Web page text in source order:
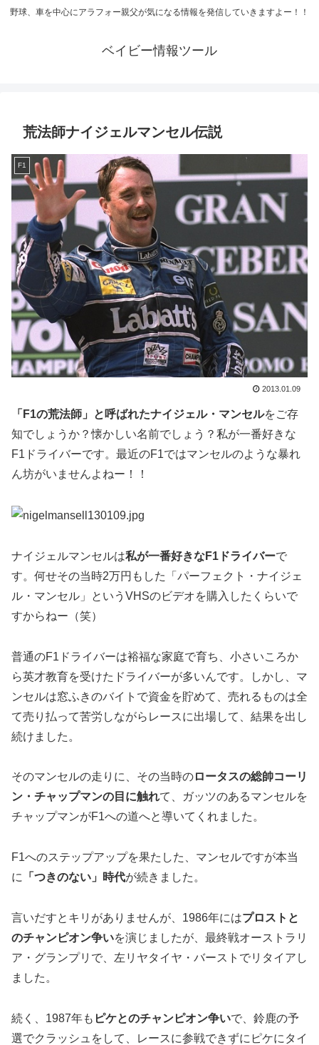
野球、車を中心にアラフォー親父が気になる情報を発信していきますよー！！
ベイビー情報ツール
荒法師ナイジェルマンセル伝説
F1
2013.01.09
「F1の荒法師」と呼ばれたナイジェル・マンセルをご存
知でしょうか？懐かしい名前でしょう？私が一番好きな
F1ドライバーです。最近のF1ではマンセルのような暴れ
ん坊がいませんよねー！！
ナイジェルマンセルは私が一番好きなF1ドライバーで
す。何せその当時2万円もした「パーフェクト・ナイジェ
ル・マンセル」というVHSのビデオを購入したくらいで
すからねー（笑）
普通のF1ドライバーは裕福な家庭で育ち、小さいころか
ら英才教育を受けたドライバーが多いんです。しかし、マ
ンセルは窓ふきのバイトで資金を貯めて、売れるものは全
て売り払って苦労しながらレースに出場して、結果を出し
続けました。
そのマンセルの走りに、その当時のロータスの総帥コーリ
ン・チャップマンの目に触れて、ガッツのあるマンセルを
チャップマンがF1への道へと導いてくれました。
F1へのステップアップを果たした、マンセルですが本当
に
「つきのない」時代が続きました。
言いだすとキリがありませんが、1986年にはプロストと
のチャンピオン争いを演じましたが、最終戦オーストラリ
ア・グランプリで、左リヤタイヤ・バーストでリタイアし
ました。
続く、1987年も ピケとのチャンピオン争いで、鈴鹿の予
選でクラッシュをして、レースに参戦できずにピケにタイ